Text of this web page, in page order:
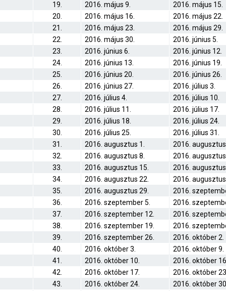
19.
2016. május 9.
2016. május 15.
20.
2016. május 16.
2016. május 22.
21.
2016. május 23.
2016. május 29.
22.
2016. május 30.
2016. június 5.
23.
2016. június 6.
2016. június 12.
24.
2016. június 13.
2016. június 19.
25.
2016. június 20.
2016. június 26.
26.
2016. június 27.
2016. július 3.
27.
2016. július 4.
2016. július 10.
28.
2016. július 11.
2016. július 17.
29.
2016. július 18.
2016. július 24.
30.
2016. július 25.
2016. július 31.
31.
2016. augusztus 1.
2016.
32.
2016. augusztus 8.
2016.
33.
2016. augusztus 15.
2016.
34.
2016. augusztus 22.
2016.
35.
2016. augusztus 29.
2016.
36.
2016. szeptember 5.
2016.
37.
2016. szeptember 12.
2016.
38.
2016. szeptember 19.
2016.
39.
2016. szeptember 26.
2016. október 2.
40.
2016. október 3.
2016. október 9.
41.
2016. október 10.
2016. október
42.
2016. október 17.
2016. október
43.
2016. október 24.
2016. október